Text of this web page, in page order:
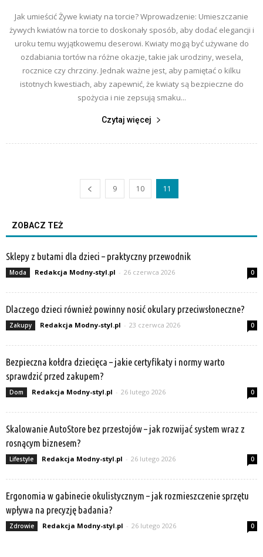
Jak umieścić Żywe kwiaty na torcie? Wprowadzenie: Umieszczanie
żywych kwiatów na torcie to doskonały sposób, aby dodać elegancji i
uroku temu wyjątkowemu deserowi. Kwiaty mogą być używane do
ozdabiania tortów na różne okazje, takie jak urodziny, wesela,
rocznice czy chrzciny. Jednak ważne jest, aby pamiętać o kilku
istotnych kwestiach, aby zapewnić, że kwiaty są bezpieczne do
spożycia i nie zepsują smaku...
Czytaj więcej
9 10 11
ZOBACZ TEŻ
Sklepy z butami dla dzieci – praktyczny przewodnik
Moda Redakcja Modny-styl.pl - 26 czerwca 2026 0
Dlaczego dzieci również powinny nosić okulary przeciwsłoneczne?
Zakupy Redakcja Modny-styl.pl - 23 czerwca 2026 0
Bezpieczna kołdra dziecięca – jakie certyfikaty i normy warto
sprawdzić przed zakupem?
Dom Redakcja Modny-styl.pl - 26 lutego 2026 0
Skalowanie AutoStore bez przestojów – jak rozwijać system wraz z
rosnącym biznesem?
Lifestyle Redakcja Modny-styl.pl - 26 lutego 2026 0
Ergonomia w gabinecie okulistycznym – jak rozmieszczenie sprzętu
wpływa na precyzję badania?
Zdrowie Redakcja Modny-styl.pl - 26 lutego 2026 0